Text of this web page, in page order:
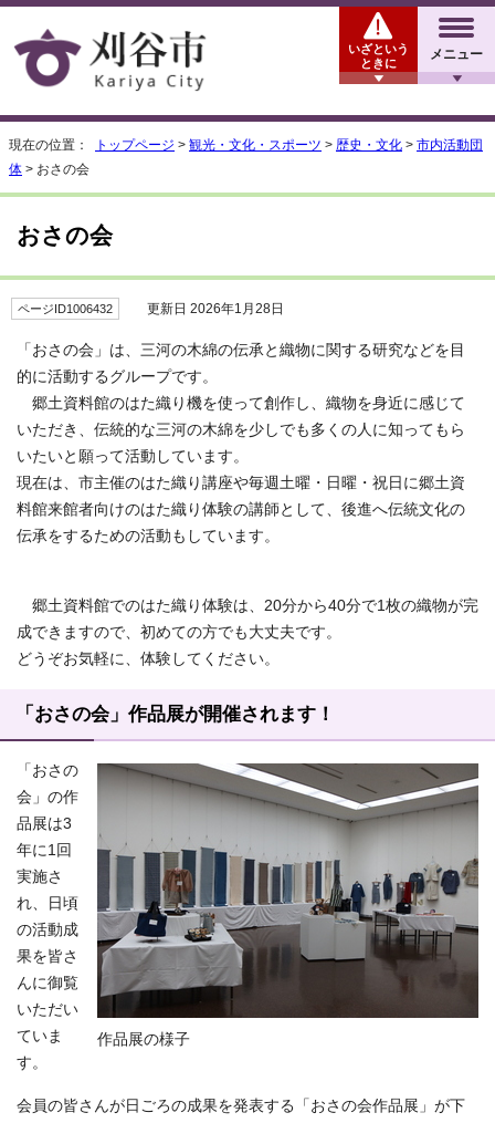
メニュー
いざという
ときに
現在の位置： トップページ > 観光・文化・スポーツ > 歴史・文化 > 市内活動団
体 > おさの会
おさの会
ページID1006432 更新日 2026年1月28日
「おさの会」は、三河の木綿の伝承と織物に関する研究などを目
的に活動するグループです。
郷土資料館のはた織り機を使って創作し、織物を身近に感じて
いただき、伝統的な三河の木綿を少しでも多くの人に知ってもら
いたいと願って活動しています。
現在は、市主催のはた織り講座や毎週土曜・日曜・祝日に郷土資
料館来館者向けのはた織り体験の講師として、後進へ伝統文化の
伝承をするための活動もしています。
郷土資料館でのはた織り体験は、20分から40分で1枚の織物が完
成できますので、初めての方でも大丈夫です。
どうぞお気軽に、体験してください。
「おさの会」作品展が開催されます！
作品展の様子
「おさの
会」の作
品展は3
年に1回
実施さ
れ、日頃
の活動成
果を皆さ
んに御覧
いただい
ていま
す。
会員の皆さんが日ごろの成果を発表する「おさの会作品展」が下